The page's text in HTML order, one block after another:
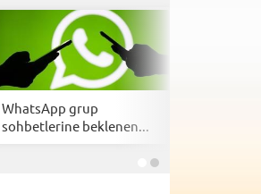
WhatsApp grup
sohbetlerine beklenen...